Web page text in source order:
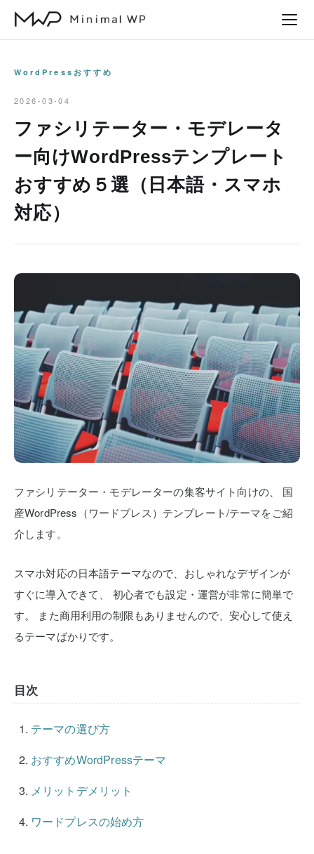
WordPressおすすめ
2026-03-04
ファシリテーター・モデレータ
ー向けWordPressテンプレート
おすすめ５選（日本語・スマホ
対応）
ファシリテーター・モデレーターの集客サイト向けの、
国
産WordPress（ワードプレス）テンプレート/テーマをご紹
介します。
スマホ対応の日本語テーマなので、おしゃれなデザインが
すぐに導入できて、
初心者でも設定・運営が非常に簡単で
す。
また商用利用の制限もありませんので、安心して使え
るテーマばかりです。
目次
テーマの選び方
おすすめWordPressテーマ
メリットデメリット
ワードプレスの始め方